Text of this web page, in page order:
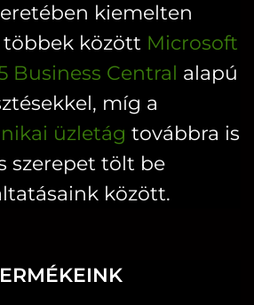
kiemelten
között Microsoft
Business Central alapú
míg a
üzletág továbbra is
szerepet tölt be
között.